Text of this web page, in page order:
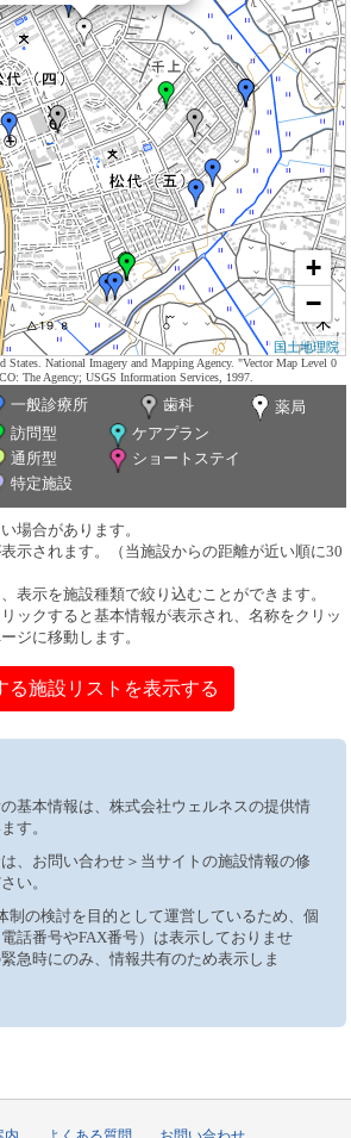
+
−
国土地理院
States. National Imagery and Mapping Agency. "Vector Map Level 0
The Agency; USGS Information Services, 1997.
一般診療所 歯科
薬局
訪問型
ケアプラン
通所型
ショートステイ
特定施設
場合があります。
示されます。（当施設からの距離が近い順に30
表示を施設種類で絞り込むことができます。
ックすると基本情報が表示され、名称をクリッ
ジに移動します。
る施設リストを表示する
基本情報は、株式会社ウェルネスの提供情
す。
、お問い合わせ＞当サイトの施設情報の修
い。
制の検討を目的として運営しているため、個
話番号やFAX番号）は表示しておりませ
急時にのみ、情報共有のため表示しま